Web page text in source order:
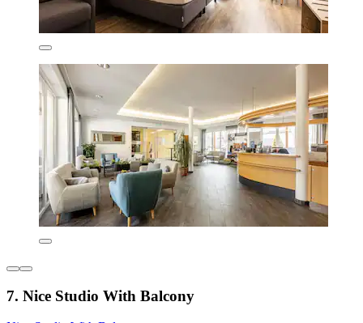
7. Nice Studio With Balcony